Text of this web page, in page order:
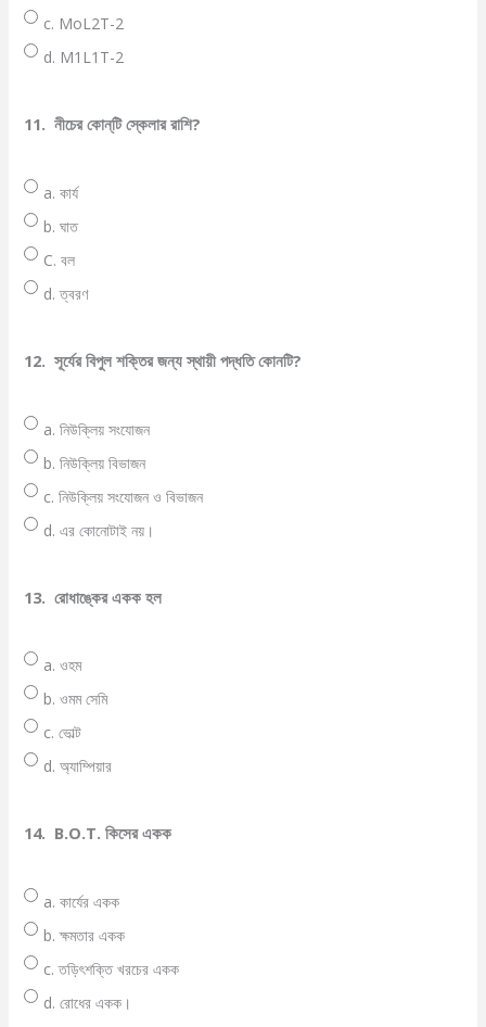
c. MoL2T-2
d. M1L1T-2
11. নীচের কোন্‌টি স্কেলার রাশি?
a. কার্য
b. ঘাত
C. বল
d. ত্বরণ
12. সূর্যের বিপুল শক্তির জন্য স্থায়ী পদ্ধতি কোনটি?
a. নিউক্লিয় সংযোজন
b. নিউক্লিয় বিভাজন
c. নিউক্লিয় সংযোজন ও বিভাজন
d. এর কোনোটাই নয়।
13. রোধাঙ্কের একক হল
a. ওহম
b. ওমম সেমি
c. ভোল্ট
d. অ্যাম্পিয়ার
14. B.O.T. কিসের একক
a. কার্যের একক
b. ক্ষমতার একক
c. তড়িৎশক্তি খরচের একক
d. রোধের একক।